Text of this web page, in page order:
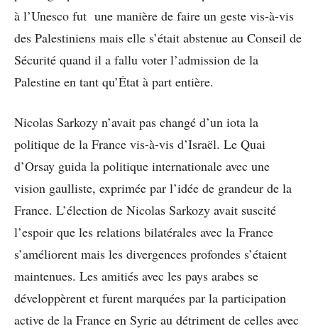
à l’Unesco fut une manière de faire un geste vis-à-vis
des Palestiniens mais elle s’était abstenue au Conseil de
Sécurité quand il a fallu voter l’admission de la
Palestine en tant qu’État à part entière.
Nicolas Sarkozy n’avait pas changé d’un iota la
politique de la France vis-à-vis d’Israël. Le Quai
d’Orsay guida la politique internationale avec une
vision gaulliste, exprimée par l’idée de grandeur de la
France. L’élection de Nicolas Sarkozy avait suscité
l’espoir que les relations bilatérales avec la France
s’améliorent mais les divergences profondes s’étaient
maintenues. Les amitiés avec les pays arabes se
développèrent et furent marquées par la participation
active de la France en Syrie au détriment de celles avec